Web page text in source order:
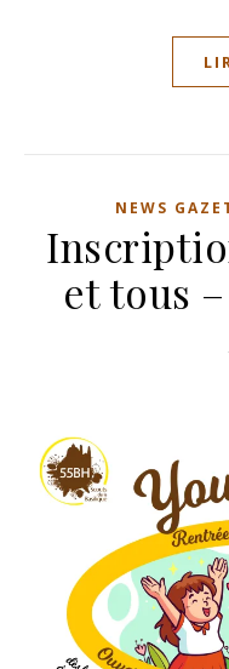
NEWS
et tous